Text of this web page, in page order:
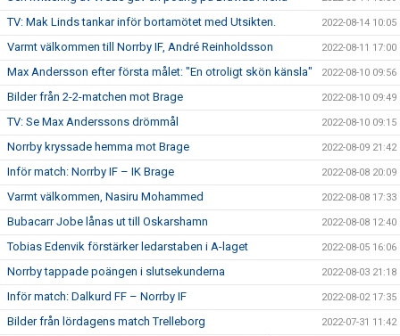
TV: Mak Linds tankar inför bortamötet med Utsikten. 2022-08-14 10:05
Varmt välkommen till Norrby IF, André Reinholdsson 2022-08-11 17:00
Max Andersson efter första målet: "En otroligt skön känsla" 2022-08-10 09:56
Bilder från 2-2-matchen mot Brage 2022-08-10 09:49
TV: Se Max Anderssons drömmål 2022-08-10 09:15
Norrby kryssade hemma mot Brage 2022-08-09 21:42
Inför match: Norrby IF – IK Brage 2022-08-08 20:09
Varmt välkommen, Nasiru Mohammed 2022-08-08 17:33
Bubacarr Jobe lånas ut till Oskarshamn 2022-08-08 12:40
Tobias Edenvik förstärker ledarstaben i A-laget 2022-08-05 16:06
Norrby tappade poängen i slutsekunderna 2022-08-03 21:18
Inför match: Dalkurd FF – Norrby IF 2022-08-02 17:35
Bilder från lördagens match Trelleborg 2022-07-31 11:42